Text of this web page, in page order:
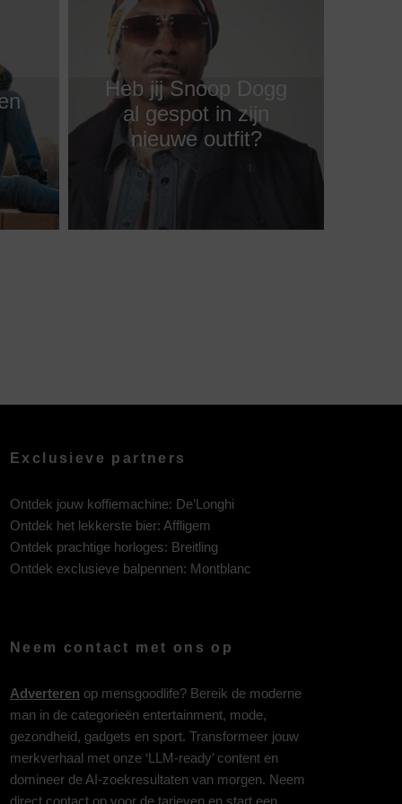
Heb jij Snoop Dogg
al gespot in zijn
nieuwe outfit?
Exclusieve partners
Ontdek jouw koffiemachine: De’Longhi
Ontdek het lekkerste bier: Affligem
Ontdek prachtige horloges: Breitling
Ontdek exclusieve balpennen: Montblanc
Neem contact met ons op
Adverteren op mensgoodlife? Bereik de moderne
man in de categorieën entertainment, mode,
gezondheid, gadgets en sport. Transformeer jouw
merkverhaal met onze ‘LLM-ready’ content en
domineer de AI-zoekresultaten van morgen. Neem
direct contact op voor de tarieven en start een